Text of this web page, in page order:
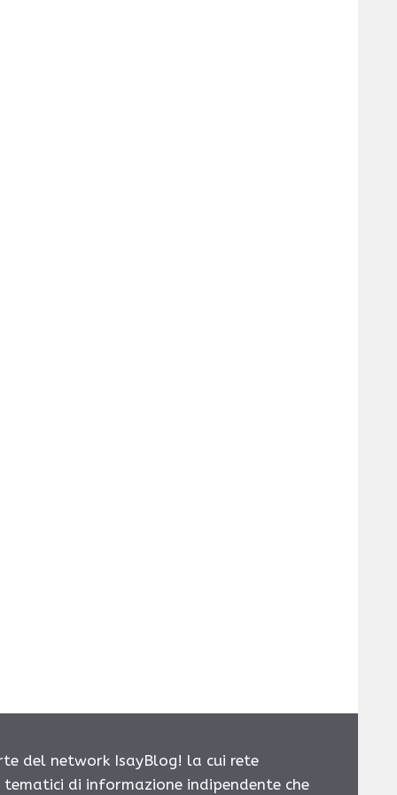
del network IsayBlog! la cui rete
di informazione indipendente che